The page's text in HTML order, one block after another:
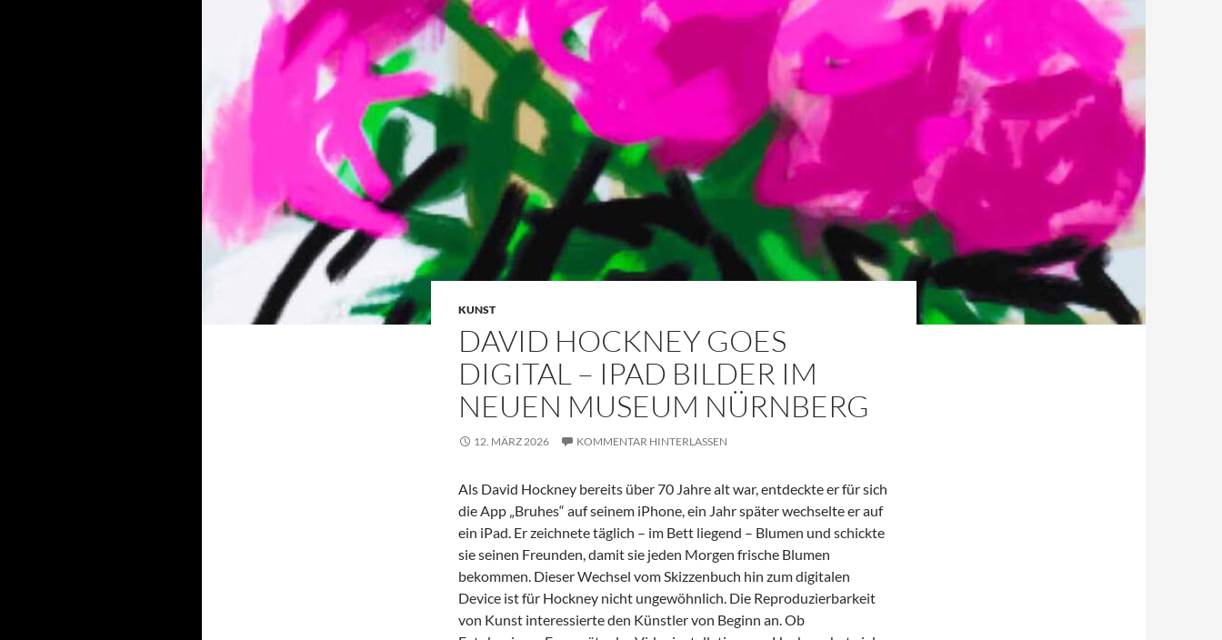
KUNST
DAVID HOCKNEY GOES
DIGITAL – IPAD BILDER IM
NEUEN MUSEUM NÜRNBERG
12. MÄRZ 2026 KOMMENTAR HINTERLASSEN
Als David Hockney bereits über 70 Jahre alt war, entdeckte er für sich
die App „Bruhes“ auf seinem iPhone, ein Jahr später wechselte er auf
ein iPad. Er zeichnete täglich – im Bett liegend – Blumen und schickte
sie seinen Freunden, damit sie jeden Morgen frische Blumen
bekommen. Dieser Wechsel vom Skizzenbuch hin zum digitalen
Device ist für Hockney nicht ungewöhnlich. Die Reproduzierbarkeit
von Kunst interessierte den Künstler von Beginn an. Ob